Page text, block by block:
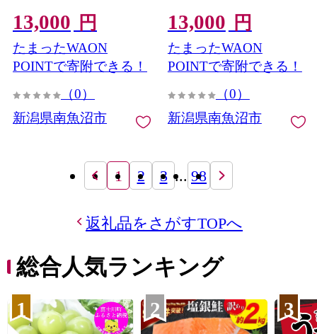
13,000 円
たまったWAON
POINTで寄附できる！
（0）
新潟県南魚沼市
13,000 円
たまったWAON
POINTで寄附できる！
（0）
新潟県南魚沼市
1 2 3 ... 98
返礼品をさがすTOPへ
総合人気ランキング
1 2 3